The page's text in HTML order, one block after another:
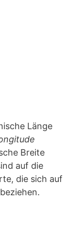
Länge
Breite
auf die
die sich auf